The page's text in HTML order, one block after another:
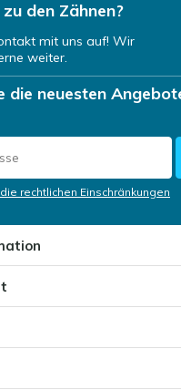
dass die Jagd auf den
war. Manchmal kann ein
die Zähne keineswegs
ist passiert, ob es nun eine
oder dem Leviathan
Obwohl der Zahn
Zahn verfügbar sein und
den Zähnen?
mit uns auf! Wir
weiter.
die neuesten
rechtlichen Einschränkungen